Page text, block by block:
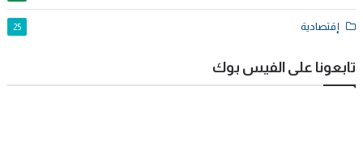
إقتصادية 25
تابعونا على الفيس بوك